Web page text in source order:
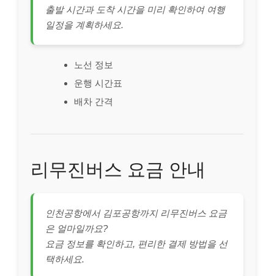
출발 시간과 도착 시간을 미리 확인하여 여행
일정을 계획하세요.
노선 정보
운행 시간표
배차 간격
리무진버스 요금 안내
인천공항에서 김포공항까지 리무진버스 요금
은 얼마일까요?
요금 정보를 확인하고, 편리한 결제 방법을 선
택하세요.